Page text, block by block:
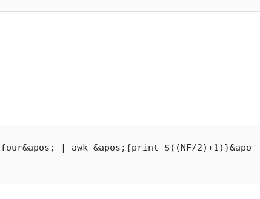
| awk &apos;{print $((NF/2)+1)}&apo